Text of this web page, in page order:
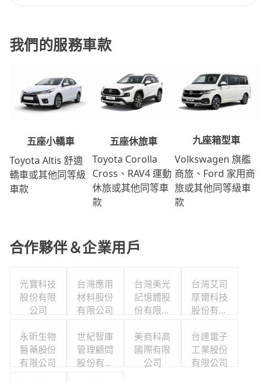
我們的服務車款
五座小轎車
Toyota Altis 舒適
轎車或其他同等級
車款
五座休旅車
Toyota Corolla
Cross、RAV4 運動
休旅或其他同等車
款
九座箱型車
Volkswagen 旗艦
商旅、Ford 家用商
旅或其他同等級車
款
合作夥伴＆企業用戶
光寶科技
股份有限
公司
台灣應用
材料股份
有限公司
台灣美光
記憶體股
份有限公
台灣艾司
摩爾科技
股份有限
永昕生物
醫藥股份
有限公司
世紀智庫
管理顧問
股份有限
美商科高
國際有限
公司
台達電子
工業股份
有限公司